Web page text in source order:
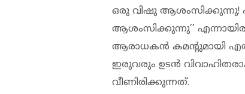
ഒരു വിഷു ആശംസിക്കുന്നു!
ആശംസിക്കുന്നു’’
ആരാധകൻ കമന്റുമായി
ഇരുവരും ഉടൻ
വീണിരിക്കുന്നത്.